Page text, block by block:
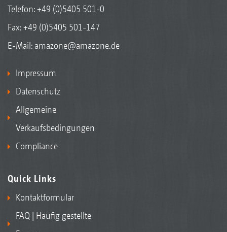
Telefon:+49 (0)5405 501-0
Fax: +49 (0)5405 501-147
E-Mail: amazone@amazone.de
Impressum
Datenschutz
Allgemeine
Verkaufsbedingungen
Compliance
Quick Links
Kontaktformular
FAQ | Häufig gestellte